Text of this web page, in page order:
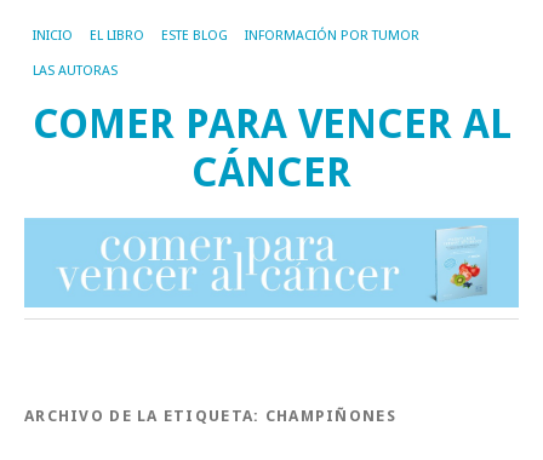
INICIO EL LIBRO ESTE BLOG INFORMACIÓN POR TUMOR
LAS AUTORAS
COMER PARA VENCER AL
CÁNCER
ARCHIVO DE LA ETIQUETA: CHAMPIÑONES